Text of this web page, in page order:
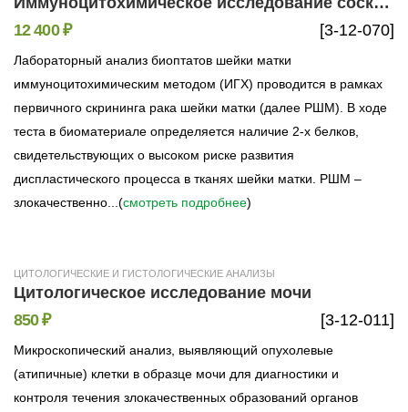
[3-12-070]
12 400 ₽
Лабораторный анализ биоптатов шейки матки
иммуноцитохимическим методом (ИГХ) проводится в рамках
первичного скрининга рака шейки матки (далее РШМ). В ходе
теста в биоматериале определяется наличие 2-х белков,
свидетельствующих о высоком риске развития
диспластического процесса в тканях шейки матки. РШМ –
злокачественно...(смотреть подробнее)
ЦИТОЛОГИЧЕСКИЕ И ГИСТОЛОГИЧЕСКИЕ АНАЛИЗЫ
Цитологическое исследование мочи
[3-12-011]
850 ₽
Микроскопический анализ, выявляющий опухолевые
(атипичные) клетки в образце мочи для диагностики и
контроля течения злокачественных образований органов